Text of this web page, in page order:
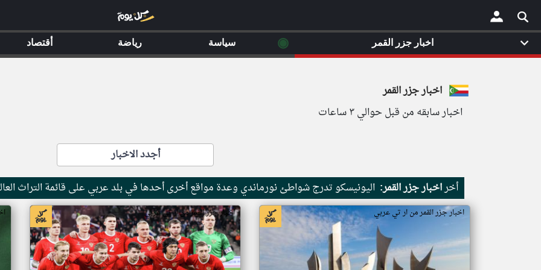
×
اخبار جزر القمر
اخبار سابقه من قبل حوالي ٣ ساعات
أجدد الاخبار
أخراخبار جزر القمر: اليونيسكو تدرج شواطئ نورماندي وعدة مواقع أخرى أحدها في بلد عربي على قائمة التراث
اخبار جزر القمر من ار تي عربي اخبار جزر القمر من ار تي عربي
اخبار جزر القمر ◉ سياسة رياضة أقتصاد